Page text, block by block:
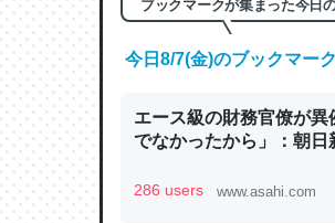
これは良記事。32768トー
の伏線」は回収されない
やすく強くなりそう
ブックマークが集まった今日
今日8/7(金)のブックマー
エース級の財務官僚が
でなかったから」：朝日
286 users www.asahi.com